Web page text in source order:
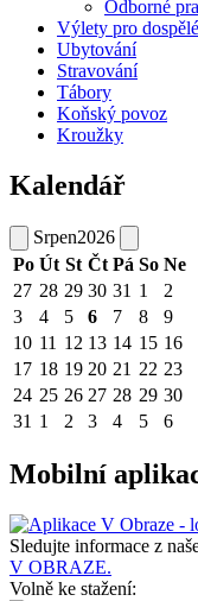
Odborné
Výlety pro dospělé
Ubytování
Stravování
Tábory
Koňský povoz
Kroužky
Kalendář
Srpen2026
Po Út St Čt Pá So Ne
27 28 29 30 31 1
2
3
4 5 6 7 8
9
10 11 12 13 14 15 16
17 18 19 20 21 22 23
24 25 26 27 28 29 30
31 1 2 3 4 5 6
Mobilní
Sledujte informace z
V OBRAZE.
Volně ke stažení: